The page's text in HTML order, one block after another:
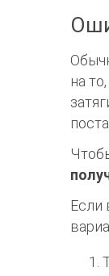
на
Если